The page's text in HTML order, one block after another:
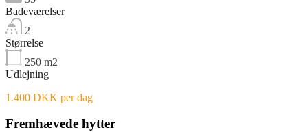
Badeværelser
2
Størrelse
250 m2
Udlejning
1.400 DKK per dag
Fremhævede hytter